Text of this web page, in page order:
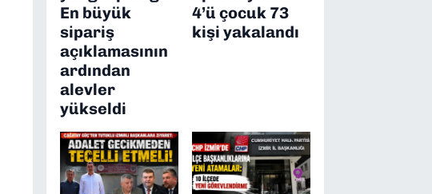
En büyük
sipariş
açıklamasının
ardından
alevler
yükseldi
4’ü çocuk 73
kişi yakalandı